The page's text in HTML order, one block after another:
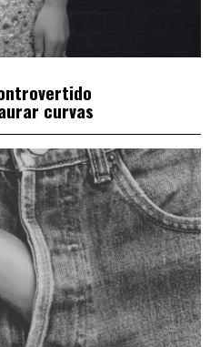
curvas